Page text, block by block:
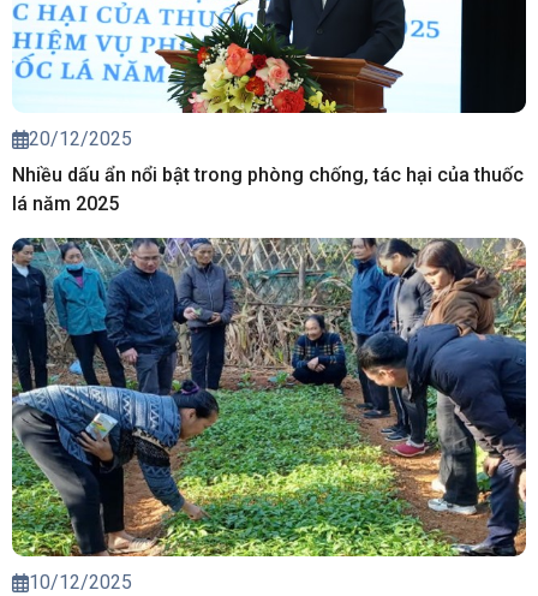
20/12/2025
Nhiều dấu ẩn nổi bật trong phòng chống, tác hại của thuốc
lá năm 2025
10/12/2025